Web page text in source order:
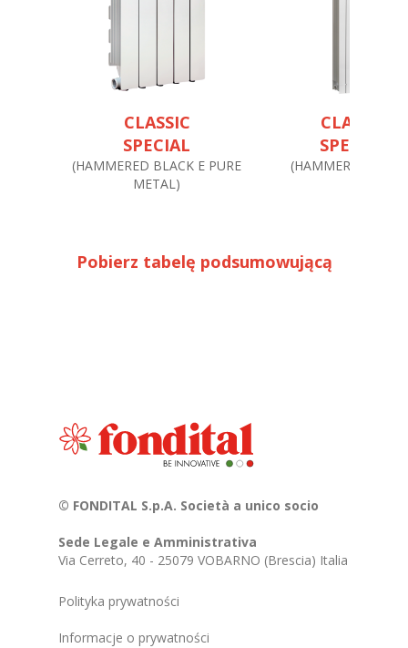
CLASSIC
SPECIAL
(HAMMERED BLACK E PURE
METAL)
CLASSIC
SPECIAL
(HAMMERED
Pobierz tabelę podsumowującą
© FONDITAL S.p.A. Società a unico socio
Sede Legale e Amministrativa
Via Cerreto, 40 - 25079 VOBARNO (Brescia) Italia
Polityka prywatności
Informacje o prywatności